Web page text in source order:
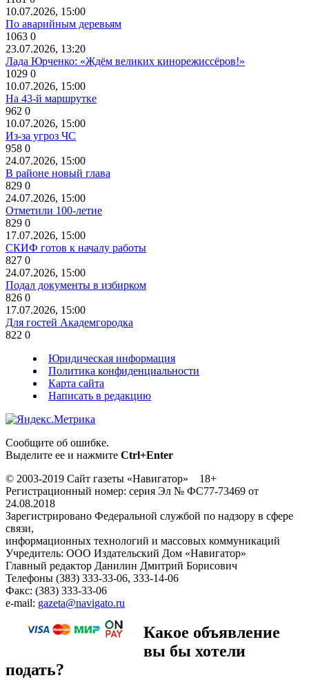
10.07.2026, 15:00
По аварийным деревьям
1063 0
23.07.2026, 13:20
Лада Юрченко: «Ждём великих кинорежиссёров!»
1029 0
10.07.2026, 15:00
На 43-й маршрутке
962 0
10.07.2026, 15:00
Из-за угроз ЧС
958 0
24.07.2026, 15:00
В районе новый глава
829 0
24.07.2026, 15:00
Отметили 100-летие
829 0
17.07.2026, 15:00
СКИФ готов к началу работы
827 0
24.07.2026, 15:00
Подал документы в избирком
826 0
17.07.2026, 15:00
Для гостей Академгородка
822 0
Юридическая информация
Политика конфиденциальности
Карта сайта
Написать в редакцию
Сообщите об ошибке.
Выделите ее и нажмите Ctrl+Enter
© 2003-2019 Сайт газеты «Навигатор» 18+
Регистрационный номер: серия Эл № ФС77-73469 от
24.08.2018
Зарегистрировано Федеральной службой по надзору в сфере
связи,
информационных технологий и массовых коммуникаций
Учредитель: ООО Издательский Дом «Навигатор»
Главный редактор Данилин Дмитрий Борисович
Телефоны (383) 333-33-06, 333-14-06
Факс: (383) 333-33-06
e-mail: gazeta@navigato.ru
Какое объявление
вы бы хотели
подать?